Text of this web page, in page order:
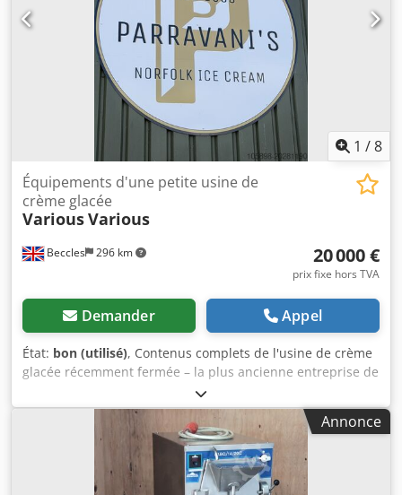
1 /8
Beccles 296 km
Équipements d'une petite usine de
crème glacée
VariousVarious
20 000 €
prix fixe hors TVA
Demander Appel
État: bon (utilisé), Contenus complets de l'usine de crème
glacée récemment fermée – la plus ancienne entreprise de
crème glacée du Royaume-Uni, Parravani's. Cedpfjxm S
Nhex Aarjrf
Annonce